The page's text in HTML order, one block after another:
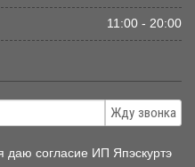
11:00 - 20:00
Жду звонка
даю согласие ИП Япэскуртэ